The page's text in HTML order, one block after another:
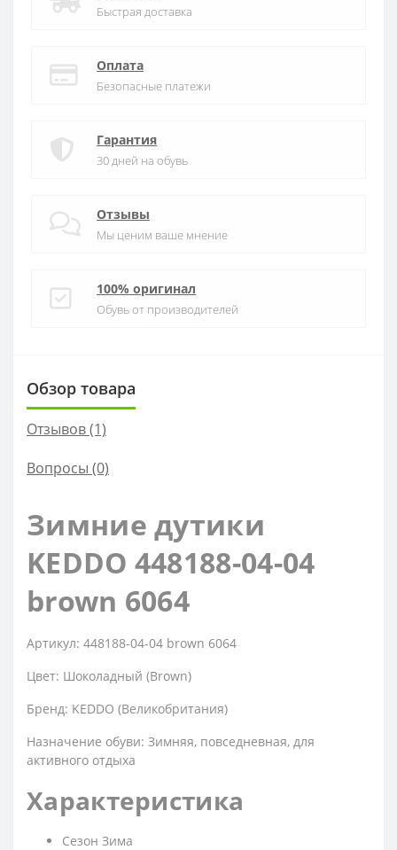
Быстрая доставка
Оплата
Безопасные платежи
Гарантия
30 дней на обувь
Отзывы
Мы ценим ваше мнение
100% оригинал
Обувь от производителей
Обзор товара
Отзывов (1)
Вопросы (0)
Зимние дутики
KEDDO 448188-04-04
brown 6064
Артикул: 448188-04-04 brown 6064
Цвет: Шоколадный (Brown)
Бренд: KEDDO (Великобритания)
Назначение обуви: Зимняя, повседневная, для
активного отдыха
Характеристика
Сезон Зима